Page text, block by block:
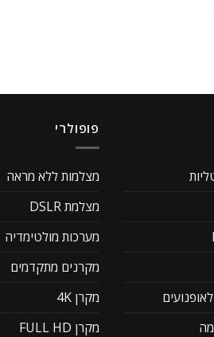
פופולרי
מצלמות ללא מראה
מצלמת DSLR
מערכות מולטימדיה
מקרנים מתקדמים
מקרן 4K
מקרן FULL HD